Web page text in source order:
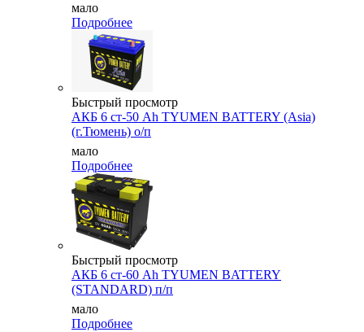
мало
Подробнее
Быстрый просмотр
АКБ 6 ст-50 Аh TYUMEN BATTERY (Asia)
(г.Тюмень) о/п
мало
Подробнее
Быстрый просмотр
АКБ 6 ст-60 Ah TYUMEN BATTERY
(STANDARD) п/п
мало
Подробнее